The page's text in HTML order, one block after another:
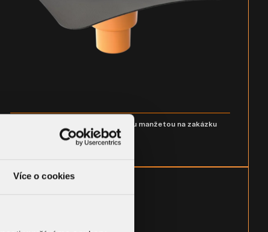
Více o cookies
Svislá střešní vpust s integrovanou manžetou na zakázku
DETAIL KOMPONENTU